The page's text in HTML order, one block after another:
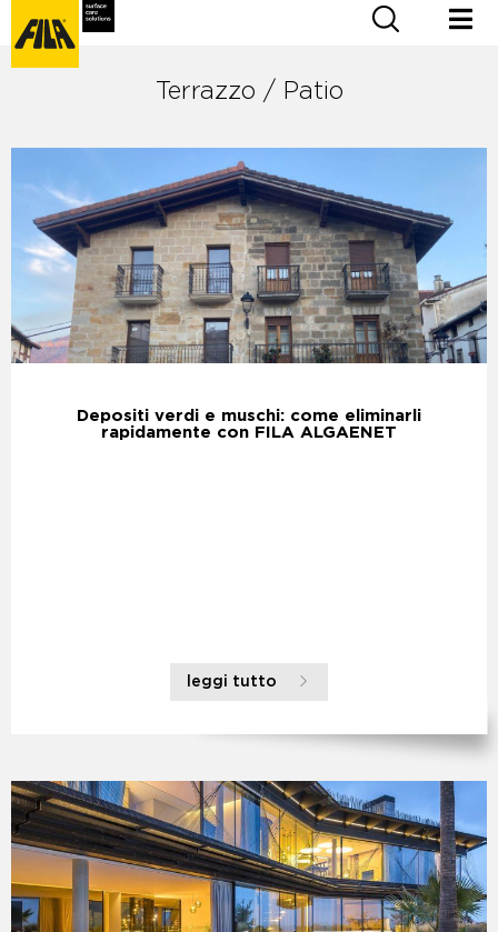
Terrazzo / Patio
Depositi verdi e muschi: come eliminarli
rapidamente con FILA ALGAENET
leggi tutto